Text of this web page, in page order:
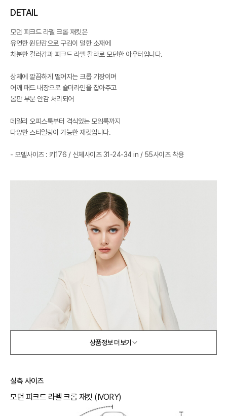
DETAIL
모던 피크드 라펠 크롭 재킷은
유연한 원단감으로 구김이 덜한 소재에
차분한 컬러감과 피크드 라펠 칼라로 모던한 아우터입니다.
상체에 깔끔하게 떨어지는 크롭 기장이며
어깨 패드 내장으로 숄더라인을 잡아주고
몸판 부분 안감 처리되어
데일리 오피스룩부터 격식있는 모임룩까지
다양한 스타일링이 가능한 재킷입니다.
- 모델사이즈 : 키176 / 신체사이즈 31-24-34 in / 55사이즈 착용
상품정보 더보기
실측 사이즈
모던 피크드 라펠 크롭 재킷 (IVORY)